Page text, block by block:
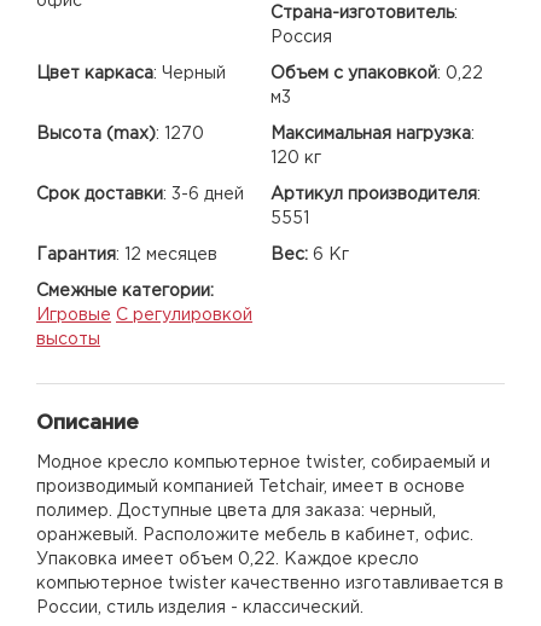
Страна-изготовитель:
Россия
Цвет каркаса: Черный Объем с упаковкой: 0,22
м3
Высота (max): 1270 Максимальная нагрузка:
120 кг
Срок доставки: 3-6 дней Артикул производителя:
5551
Гарантия: 12 месяцев Вес: 6 Кг
Смежные категории:
Игровые С регулировкой
высоты
Описание
Модное кресло компьютерное twister, собираемый и
производимый компанией Tetchair, имеет в основе
полимер. Доступные цвета для заказа: черный,
оранжевый. Расположите мебель в кабинет, офис.
Упаковка имеет объем 0,22. Каждое кресло
компьютерное twister качественно изготавливается в
России, стиль изделия - классический.